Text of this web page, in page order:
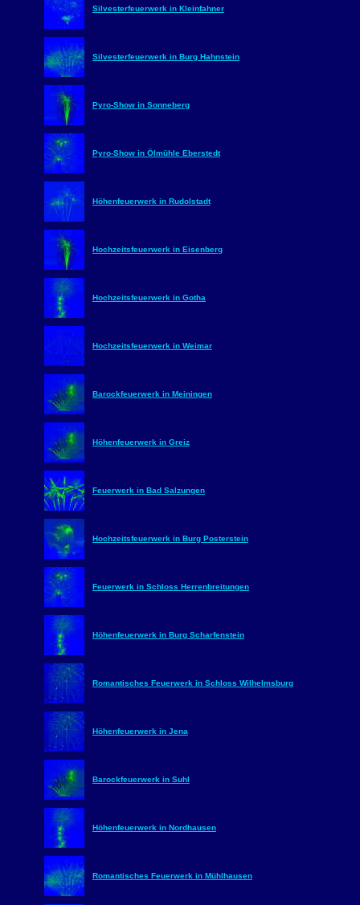
Silvesterfeuerwerk in Kleinfahner
Silvesterfeuerwerk in Burg Hahnstein
Pyro-Show in Sonneberg
Pyro-Show in Ölmühle Eberstedt
Höhenfeuerwerk in Rudolstadt
Hochzeitsfeuerwerk in Eisenberg
Hochzeitsfeuerwerk in Gotha
Hochzeitsfeuerwerk in Weimar
Barockfeuerwerk in Meiningen
Höhenfeuerwerk in Greiz
Feuerwerk in Bad Salzungen
Hochzeitsfeuerwerk in Burg Posterstein
Feuerwerk in Schloss Herrenbreitungen
Höhenfeuerwerk in Burg Scharfenstein
Romantisches Feuerwerk in Schloss Wilhelmsburg
Höhenfeuerwerk in Jena
Barockfeuerwerk in Suhl
Höhenfeuerwerk in Nordhausen
Romantisches Feuerwerk in Mühlhausen